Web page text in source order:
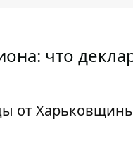
что
от